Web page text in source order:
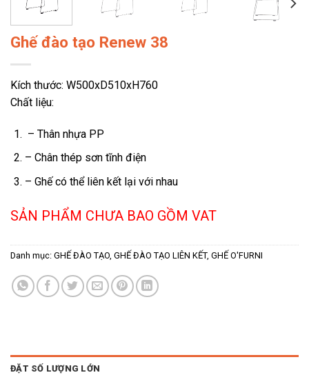
Ghế đào tạo Renew 38
Kích thước: W500xD510xH760
Chất liệu:
– Thân nhựa PP
– Chân thép sơn tĩnh điện
– Ghế có thể liên kết lại với nhau
SẢN PHẨM CHƯA BAO GỒM VAT
Danh mục: GHẾ ĐÀO TẠO GHẾ ĐÀO TẠO LIÊN KẾT, GHẾ O'FURNI
ĐẶT SỐ LƯỢNG LỚN